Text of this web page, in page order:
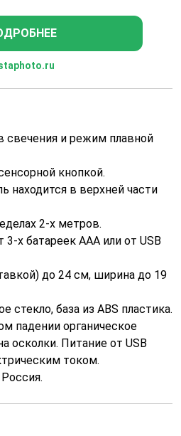
свечения и режим плавной
кнопкой.
находится в верхней части
2-х метров.
3-х батареек ААА или от USB
до 24 см, ширина до 19
стекло, база из ABS пластика.
падении органическое
осколки. Питание от USB
током.